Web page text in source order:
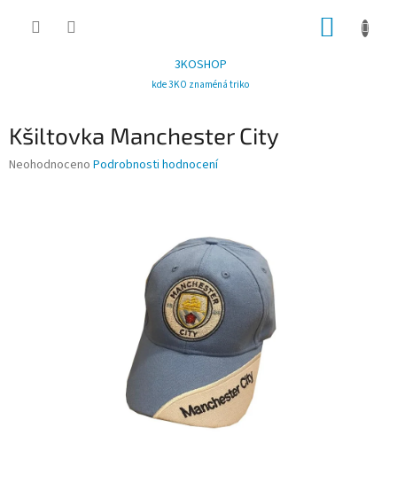
3KOSHOP
kde 3KO znaméná triko
Kšiltovka Manchester City
Průměrné
Neohodnoceno Podrobnosti hodnocení